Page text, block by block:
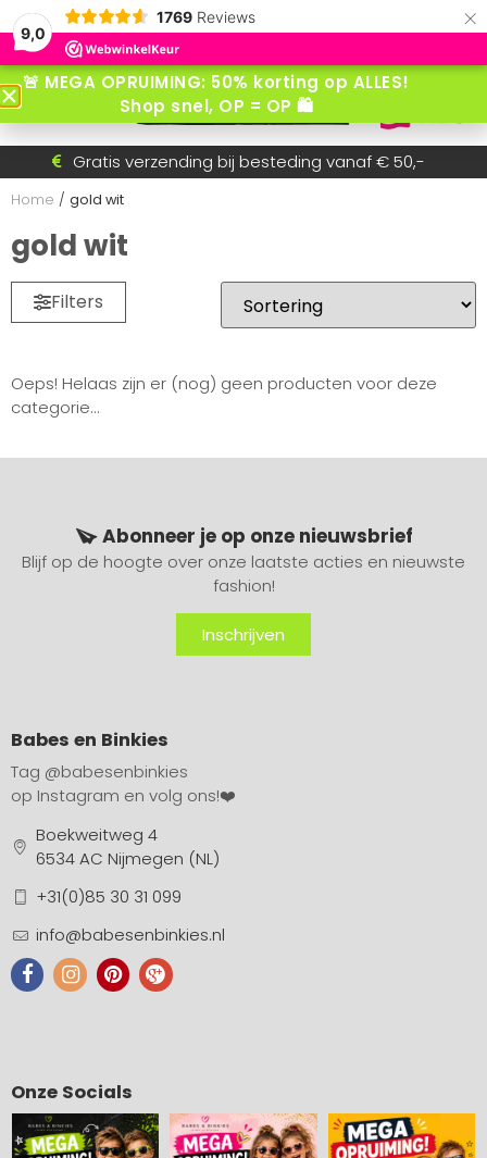
9,0
1769 Reviews ×
Betaal achteraf met AfterPay
Snel wisselende collectie
Gratis verzending bij besteding vanaf € 50,-
Voor 15:30 besteld = dezelfde dag verzonden!
Home / gold wit
gold wit
Filters
Oeps! Helaas zijn er (nog) geen producten voor deze
categorie...
Abonneer je op onze nieuwsbrief
Blijf op de hoogte over onze laatste acties en nieuwste
fashion!
Inschrijven
Babes en Binkies
Tag @babesenbinkies
op Instagram en volg ons!❤️
Boekweitweg 4
6534 AC Nijmegen (NL)
+31(0)85 30 31 099
info@babesenbinkies.nl
Onze Socials
🚨 MEGA OPRUIMING: 50% korting op ALLES!
Shop snel, OP = OP 🛍️